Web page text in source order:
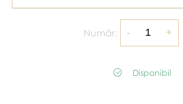
Număr:
Disponibil